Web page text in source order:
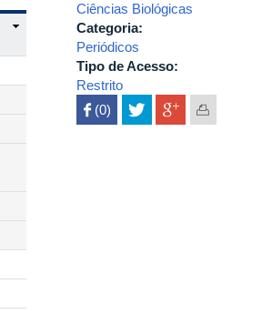
Ciências Biológicas
Categoria:
Periódicos
Tipo de Acesso:
Restrito
 (0)